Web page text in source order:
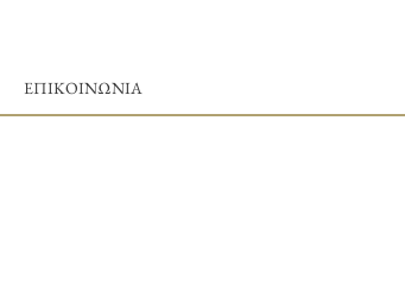
ΕΠΙΚΟΙΝΩΝΙΑ